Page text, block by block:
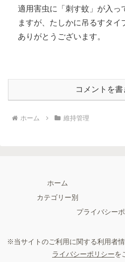
適用害虫に「刺す蚊」が入っ
ますが、たしかに吊るすタイ
ありがとうございます。
コメントを書
ホーム 維持管理
ホーム
カテゴリー別
プライバシー
※当サイトのご利用に関する利用者情
ライバシーポリシーを